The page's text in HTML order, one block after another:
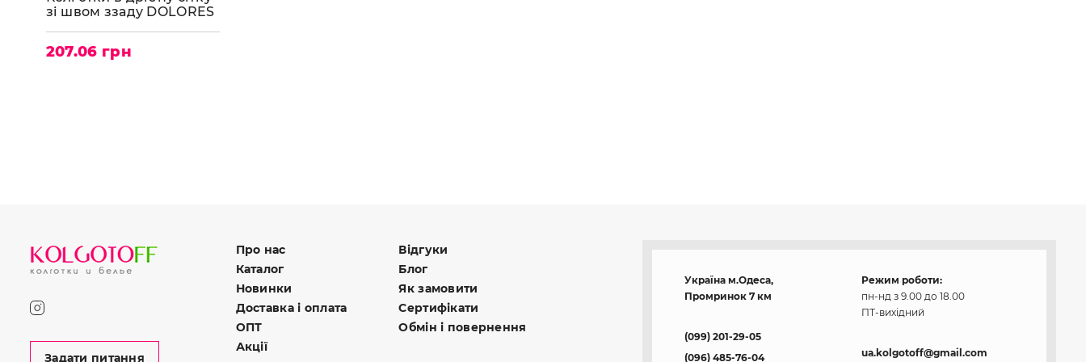
зі швом ззаду DOLORES
207.06 грн
Задати питання
Про нас
Каталог
Новинки
Доставка і оплата
ОПТ
Акції
Відгуки
Блог
Як замовити
Сертифікати
Обмін і повернення
Україна м.Одеса,
Промринок 7 км
(099) 201-29-05
(096) 485-76-04
Режим роботи:
пн-нд з 9.00 до 18.00
ПТ-вихідний
ua.kolgotoff@gmail.com